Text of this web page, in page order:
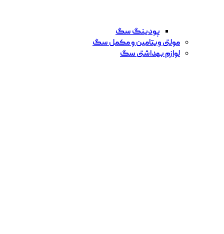
پودینگ سگ
مولتی ویتامین و مکمل سگ
لوازم بهداشتی سگ